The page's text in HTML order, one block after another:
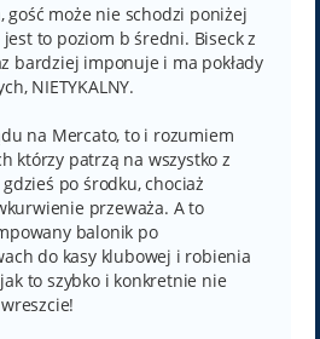
gość może nie schodzi poniżej
to poziom b średni. Biseck z
bardziej imponuje i ma pokłady
NIETYKALNY.
na Mercato, to i rozumiem
którzy patrzą na wszystko z
po środku, chociaż
przeważa. A to
balonik po
do kasy klubowej i robienia
to szybko i konkretnie nie